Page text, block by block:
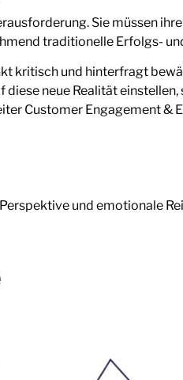
Sie müssen
traditionelle Erfolgs-
kritisch und hinterfragt
neue Realität
Customer Engagement &
und emotionale